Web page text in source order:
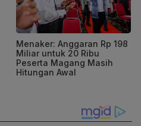
Menaker: Anggaran Rp 198
Miliar untuk 20 Ribu
Peserta Magang Masih
Hitungan Awal